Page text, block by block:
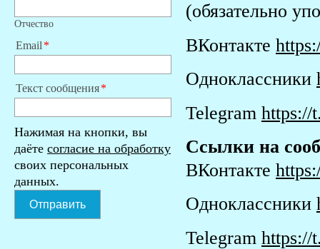
Отчество
Email
Текст сообщения
Нажимая на кнопки, вы
даёте согласие на обработку
своих персональных
данных.
Отправить
(обязательно
ВКонтакте
Одноклассники
Telegram https://
Ссылки на
ВКонтакте
Одноклассники
Telegram https://